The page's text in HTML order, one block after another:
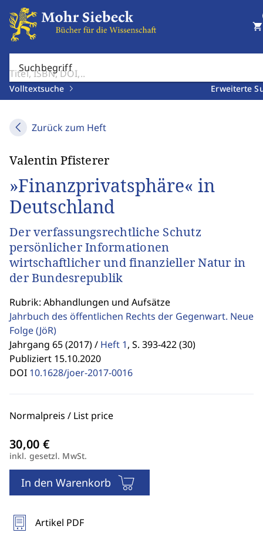
Suchbegriff
Volltextsuche Erweiterte
shopping_cart
Zurück zum Heft
Valentin Pfisterer
»Finanzprivatsphäre« in
Deutschland
Der verfassungsrechtliche Schutz
persönlicher Informationen
wirtschaftlicher und finanzieller Natur in
der Bundesrepublik
Rubrik: Abhandlungen und Aufsätze
Jahrbuch des öffentlichen Rechts der Gegenwart. Neue
Folge(JöR)
Jahrgang 65 (2017) / Heft 1, S. 393-422 (30)
Publiziert 15.10.2020
DOI 10.1628/joer-2017-0016
Normalpreis / List price
inkl. gesetzl. MwSt.
In den Warenkorb
Artikel PDF